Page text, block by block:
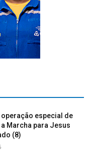
especial de
Marcha para Jesus
(8)